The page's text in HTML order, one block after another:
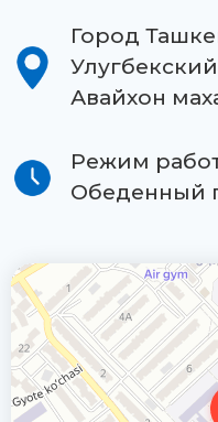
Город
Авайхон
Режим
Обеденный